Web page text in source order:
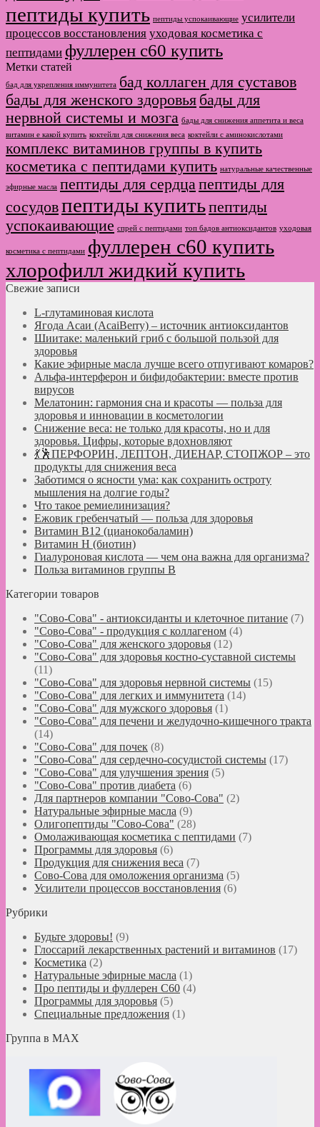
пептиды купить пептиды успокаивающие усилители
процессов восстановления уходовая косметика с
пептидами фуллерен с60 купить
Метки статей
бад для укрепления иммунитета бад коллаген для суставов
бады для женского здоровья бады для
нервной системы и мозга бады для снижения аппетита и веса
витамин е какой купить коктейли для снижения веса коктейли с аминокислотами
комплекс витаминов группы в купить
косметика с пептидами купить натуральные качественные
эфирные масла пептиды для сердцапептиды для
сосудовпептиды купитьпептиды
успокаивающие спрей с пептидами топ бадов антиоксидантов уходовая
косметика с пептидами фуллерен с60 купить
хлорофилл жидкий купить
Свежие записи
L-глутаминовая кислота
Ягода Асаи (AcaiBerry) – источник антиоксидантов
Шиитаке: маленький гриб с большой пользой для
здоровья
Какие эфирные масла лучше всего отпугивают комаров?
Альфа-интерферон и бифидобактерии: вместе против
вирусов
Мелатонин: гармония сна и красоты — польза для
здоровья и инновации в косметологии
Снижение веса: не только для красоты, но и для
здоровья. Цифры, которые вдохновляют
💃🕺ПЕРФОРИН, ЛЕПТОН, ДИЕНАР, СТОПЖОР – это
продукты для снижения веса
Заботимся о ясности ума: как сохранить остроту
мышления на долгие годы?
Что такое ремиелинизация?
Ежовик гребенчатый — польза для здоровья
Витамин B12 (цианокобаламин)
Витамин H (биотин)
Гиалуроновая кислота — чем она важна для организма?
Польза витаминов группы B
Категории товаров
"Сово-Сова" - антиоксиданты и клеточное питание (7)
"Сово-Сова" - продукция с коллагеном (4)
"Сово-Сова" для женского здоровья (12)
"Сово-Сова" для здоровья костно-суставной системы
(11)
"Сово-Сова" для здоровья нервной системы (15)
"Сово-Сова" для легких и иммунитета (14)
"Сово-Сова" для мужского здоровья (1)
"Сово-Сова" для печени и желудочно-кишечного тракта
(14)
"Сово-Сова" для почек (8)
"Сово-Сова" для сердечно-сосудистой системы (17)
"Сово-Сова" для улучшения зрения (5)
"Сово-Сова" против диабета (6)
Для партнеров компании "Сово-Сова" (2)
Натуральные эфирные масла (9)
Олигопептиды "Сово-Сова" (28)
Омолаживающая косметика с пептидами (7)
Программы для здоровья (6)
Продукция для снижения веса (7)
Сово-Сова для омоложения организма (5)
Усилители процессов восстановления (6)
Рубрики
Будьте здоровы! (9)
Глоссарий лекарственных растений и витаминов (17)
Косметика (2)
Натуральные эфирные масла (1)
Про пептиды и фуллерен C60 (4)
Программы для здоровья (5)
Специальные предложения (1)
Группа в MAX